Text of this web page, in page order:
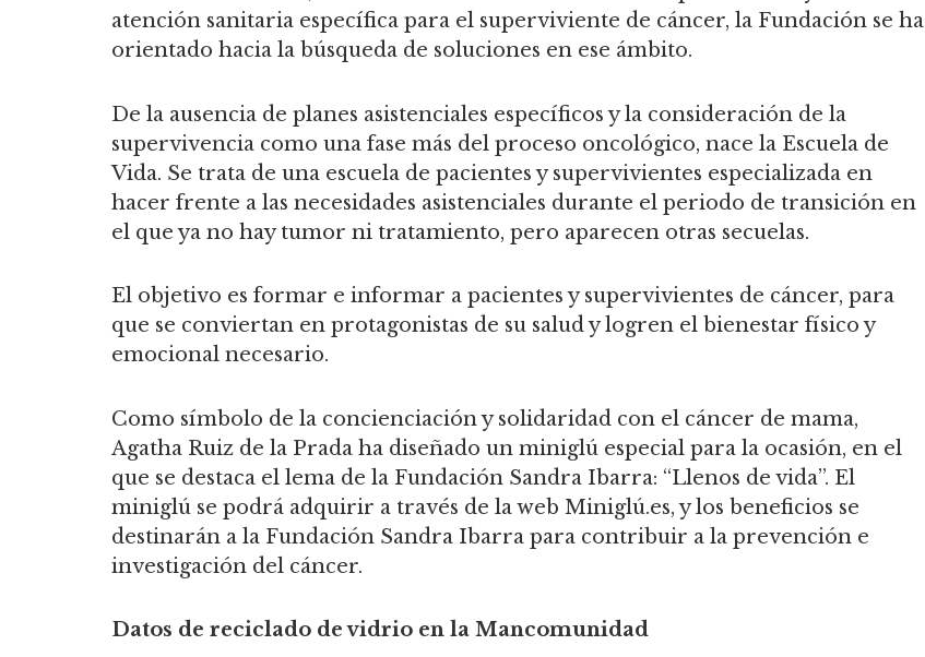
atención sanitaria específica para el superviviente de cáncer, la Fundación se ha
orientado hacia la búsqueda de soluciones en ese ámbito.
De la ausencia de planes asistenciales específicos y la consideración de la
supervivencia como una fase más del proceso oncológico, nace la Escuela de
Vida. Se trata de una escuela de pacientes y supervivientes especializada en
hacer frente a las necesidades asistenciales durante el periodo de transición en
el que ya no hay tumor ni tratamiento, pero aparecen otras secuelas.
El objetivo es formar e informar a pacientes y supervivientes de cáncer, para
que se conviertan en protagonistas de su salud y logren el bienestar físico y
emocional necesario.
Como símbolo de la concienciación y solidaridad con el cáncer de mama,
Agatha Ruiz de la Prada ha diseñado un miniglú especial para la ocasión, en el
que se destaca el lema de la Fundación Sandra Ibarra: “Llenos de vida”. El
miniglú se podrá adquirir a través de la web Miniglú.es, y los beneficios se
destinarán a la Fundación Sandra Ibarra para contribuir a la prevención e
investigación del cáncer.
Datos de reciclado de vidrio en la Mancomunidad